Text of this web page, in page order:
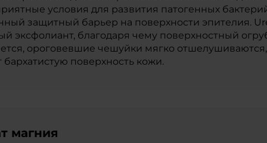
условия для развития патогенных
защитный барьер на поверхности эпителия.
эксфолиант, благодаря чему поверхностный
ороговевшие чешуйки мягко
поверхность кожи.
магния